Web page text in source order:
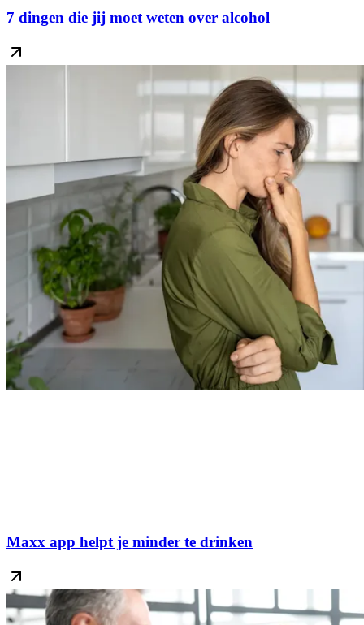
7 dingen die jij moet weten over alcohol
Maxx app helpt je minder te drinken